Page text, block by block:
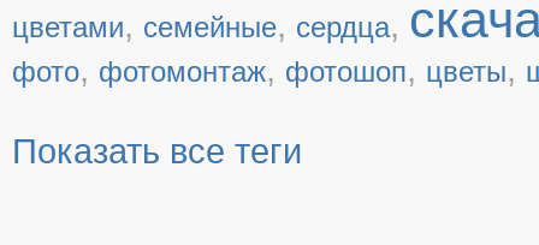
цветами, семейные, сердца,
фото, фотомонтаж, фотошоп, цветы,
Показать все теги